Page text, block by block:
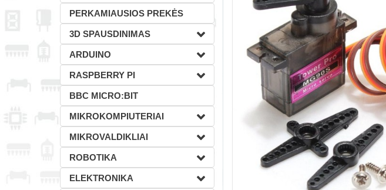
PERKAMIAUSIOS PREKĖS
3D SPAUSDINIMAS
ARDUINO
RASPBERRY PI
BBC MICRO:BIT
MIKROKOMPIUTERIAI
MIKROVALDIKLIAI
ROBOTIKA
ELEKTRONIKA